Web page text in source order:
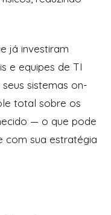
já investiram
e equipes de TI
sistemas on-
total sobre os
— o que pode
com sua estratégia